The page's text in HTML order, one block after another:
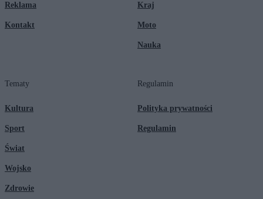
Reklama
Kontakt
Kraj
Moto
Nauka
Tematy
Kultura
Sport
Świat
Wojsko
Zdrowie
Regulamin
Polityka prywatności
Regulamin